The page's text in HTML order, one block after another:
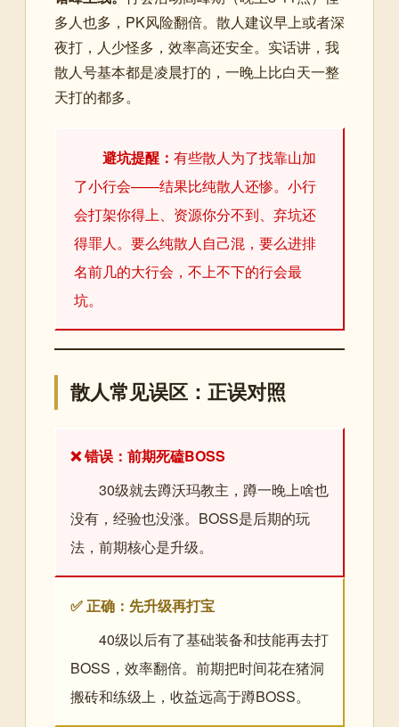
多人也多，PK风险翻倍。散人建议早上或者深
夜打，人少怪多，效率高还安全。实话讲，我
散人号基本都是凌晨打的，一晚上比白天一整
天打的都多。
避坑提醒： 有些散人为了找靠山加
了小行会——结果比纯散人还惨。小行
会打架你得上、资源你分不到、弃坑还
得罪人。要么纯散人自己混，要么进排
名前几的大行会，不上不下的行会最
坑。
散人常见误区：正误对照
❌ 错误：前期死磕BOSS
30级就去蹲沃玛教主，蹲一晚上啥也
没有，经验也没涨。BOSS是后期的玩
法，前期核心是升级。
✅ 正确：先升级再打宝
40级以后有了基础装备和技能再去打
BOSS，效率翻倍。前期把时间花在猪洞
搬砖和练级上，收益远高于蹲BOSS。